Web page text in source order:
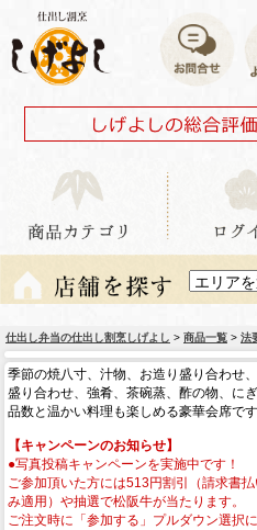
仕出し弁当の仕出し割烹しげよし > 商品一覧 > 法
季節の焼八寸、汁物、お造り盛り合わせ
盛り合わせ、強肴、茶碗蒸、酢の物、に
品数と温かい料理も楽しめる豪華会席です
【キャンペーンのお知らせ】
●写真投稿キャンペーンを実施中です！
ご参加頂いた方には513円割引（請求書
み適用）や抽選で松阪牛が当たります。
ご注文時に「参加する」プルダウン選択